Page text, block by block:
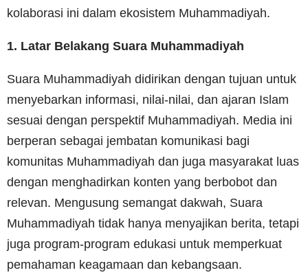
kolaborasi ini dalam ekosistem Muhammadiyah.
1. Latar Belakang Suara Muhammadiyah
Suara Muhammadiyah didirikan dengan tujuan untuk
menyebarkan informasi, nilai-nilai, dan ajaran Islam
sesuai dengan perspektif Muhammadiyah. Media ini
berperan sebagai jembatan komunikasi bagi
komunitas Muhammadiyah dan juga masyarakat luas
dengan menghadirkan konten yang berbobot dan
relevan. Mengusung semangat dakwah, Suara
Muhammadiyah tidak hanya menyajikan berita, tetapi
juga program-program edukasi untuk memperkuat
pemahaman keagamaan dan kebangsaan.